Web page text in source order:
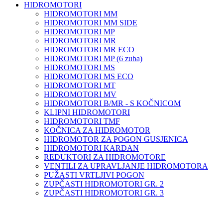
HIDROMOTORI
HIDROMOTORI MM
HIDROMOTORI MM SIDE
HIDROMOTORI MP
HIDROMOTORI MR
HIDROMOTORI MR ECO
HIDROMOTORI MP (6 zuba)
HIDROMOTORI MS
HIDROMOTORI MS ECO
HIDROMOTORI MT
HIDROMOTORI MV
HIDROMOTORI B/MR - S KOČNICOM
KLIPNI HIDROMOTORI
HIDROMOTORI TMF
KOČNICA ZA HIDROMOTOR
HIDROMOTOR ZA POGON GUSJENICA
HIDROMOTORI KARDAN
REDUKTORI ZA HIDROMOTORE
VENTILI ZA UPRAVLJANJE HIDROMOTORA
PUŽASTI VRTLJIVI POGON
ZUPČASTI HIDROMOTORI GR. 2
ZUPČASTI HIDROMOTORI GR. 3